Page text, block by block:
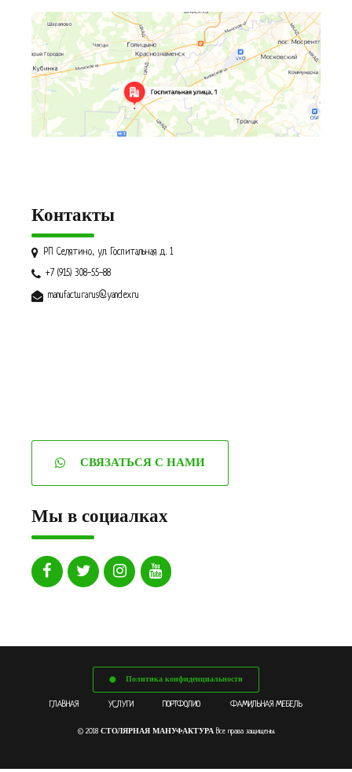
Контакты
РП Селятино, ул. Госпитальная д. 1
+7 (915) 308-55-88
manufacturarus@yandex.ru
СВЯЗАТЬСЯ С НАМИ
Мы в социалках
Политика конфиденциальности
ГЛАВНАЯ УСЛУГИ ПОРТФОЛИО ФАМИЛЬНАЯ МЕБЕЛЬ
© 2018 СТОЛЯРНАЯ МАНУФАКТУРАВсе права защищены.